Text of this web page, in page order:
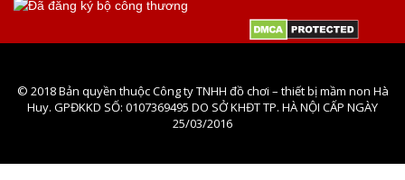
© 2018 Bản quyền thuộc Công ty TNHH đồ chơi – thiết bị mầm non Hà
Huy. GPĐKKD SỐ: 0107369495 DO SỞ KHĐT TP. HÀ NỘI CẤP NGÀY
25/03/2016